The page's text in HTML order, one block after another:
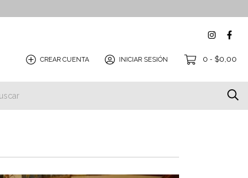
CREAR CUENTA INICIAR SESIÓN 0 - $0,00